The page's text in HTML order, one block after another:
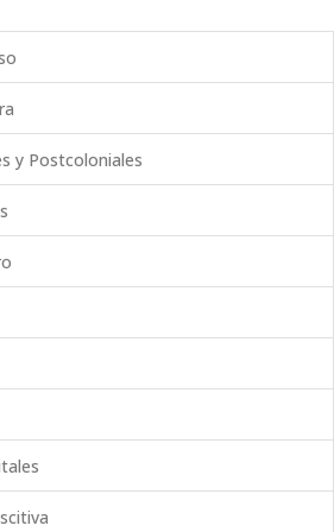
de sistemas de evaluación.
y Postcoloniales